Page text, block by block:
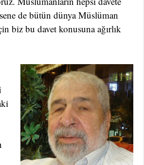
de bütün dünya Müslüman
biz bu davet konusuna ağırlık